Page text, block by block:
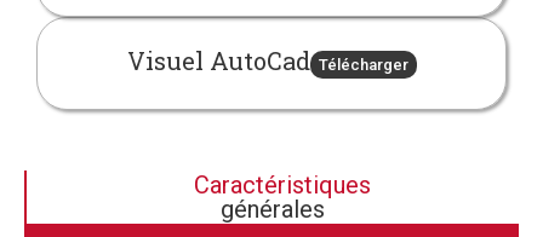
Visuel AutoCad Télécharger
Caractéristiques
générales